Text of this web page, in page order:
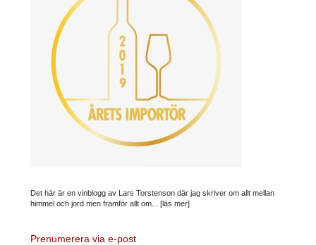
Det här är en vinblogg av Lars Torstenson där jag skriver om allt mellan
himmel och jord men framför allt om... [läs mer]
Prenumerera via e-post